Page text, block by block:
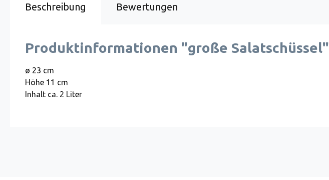
Beschreibung Bewertungen
Produktinformationen "große Salatschüssel"
ø 23 cm
Höhe 11 cm
Inhalt ca. 2 Liter